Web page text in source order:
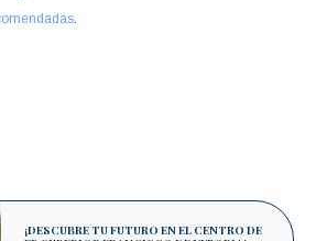
.
¡DESCUBRE TU FUTURO EN EL CENTRO DE